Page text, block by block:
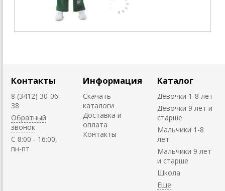
Контакты
8 (3412) 30-06-
38
Обратный
звонок
C 8:00 - 16:00,
пн-пт
Информация
Скачать
каталоги
Доставка и
оплата
Контакты
Каталог
Девочки 1-8 лет
Девочки 9 лет и
старше
Мальчики 1-8
лет
Мальчики 9 лет
и старше
Школа